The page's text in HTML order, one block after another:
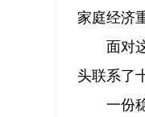
家庭经济
面对
头联系了
一份